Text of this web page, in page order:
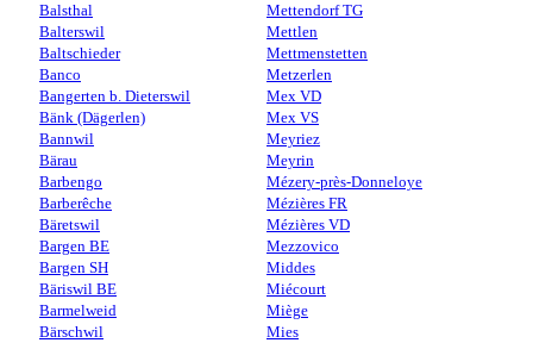
Balsthal
Balterswil
Baltschieder
Banco
Bangerten b. Dieterswil
Bänk (Dägerlen)
Bannwil
Bärau
Barbengo
Barberêche
Bäretswil
Bargen BE
Bargen SH
Bäriswil BE
Barmelweid
Bärschwil
Mettendorf TG
Mettlen
Mettmenstetten
Metzerlen
Mex VD
Mex VS
Meyriez
Meyrin
Mézery-près-Donneloye
Mézières FR
Mézières VD
Mezzovico
Middes
Miécourt
Miège
Mies